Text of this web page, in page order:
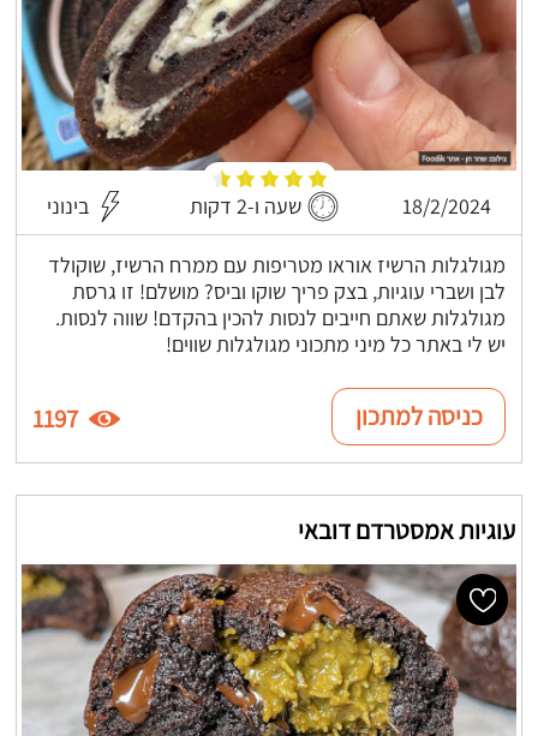
18/2/2024 שעה ו-2 דקות בינוני
מגולגלות הרשיז אוראו מטריפות עם ממרח הרשיז, שוקולד
לבן ושברי עוגיות, בצק פריך שוקו וביס? מושלם! זו גרסת
מגולגלות שאתם חייבים לנסות להכין בהקדם! שווה לנסות.
יש לי באתר כל מיני מתכוני מגולגלות שווים!
כניסה למתכון 1197
עוגיות אמסטרדם דובאי